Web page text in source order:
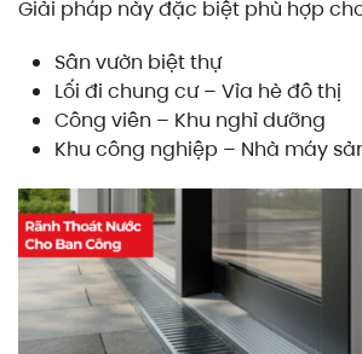
Giải pháp này đặc biệt phù hợp
Sân vườn biệt thự
Lối đi chung cư – Vỉa hè đô thị
Công viên – Khu nghỉ dưỡng
Khu công nghiệp – Nhà máy